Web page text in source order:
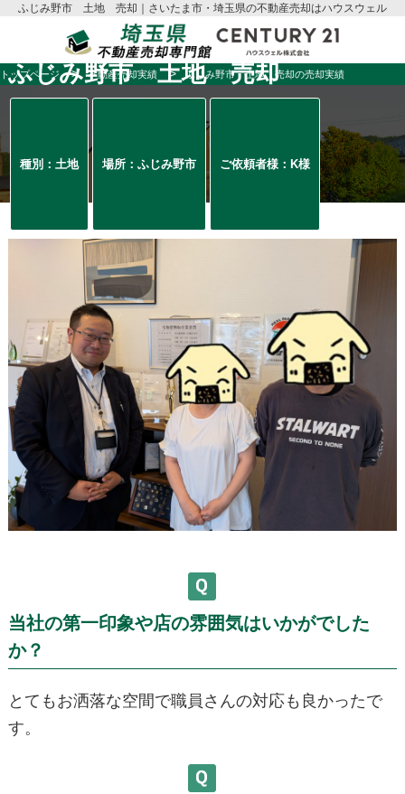
ふじみ野市 土地 売却｜さいたま市・埼玉県の不動産売却はハウスウェル
トップページ 不動産売却実績 ふじみ野市 土地 売却の売却実績
ふじみ野市 土地 売却
種別：土地 場所：ふじみ野市 ご依頼者様：K様
当社の第一印象や店の雰囲気はいかがでした
か？
とてもお洒落な空間で職員さんの対応も良かったで
す。